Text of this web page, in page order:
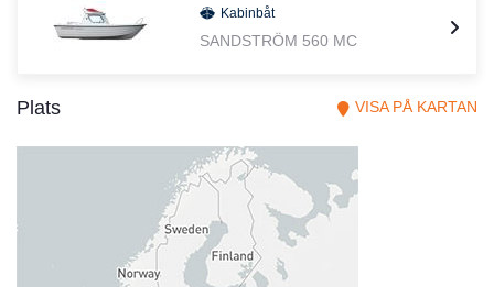
Kabinbåt
SANDSTRÖM 560 MC
Plats VISA PÅ KARTAN